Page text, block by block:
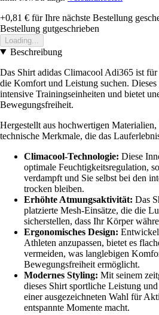
+0,81 € für Ihre nächste Bestellung
Bestellung gutgeschrieben
Loading...
Beschreibung
Das Shirt adidas Climacool Adi365 ist
die Komfort und Leistung suchen.
intensive Trainingseinheiten und bietet
Bewegungsfreiheit.
Hergestellt aus hochwertigen
technische Merkmale, die das
Climacool-Technologie: Diese
optimale Feuchtigkeitsregulation,
verdampft und Sie selbst bei den
trocken bleiben.
Erhöhte Atmungsaktivität: Das
platzierte Mesh-Einsätze, die die
sicherstellen, dass Ihr Körper
Ergonomisches Design:
Athleten anzupassen, bietet es
vermeiden, was langlebigen
Bewegungsfreiheit ermöglicht.
Modernes Styling: Mit seinem
dieses Shirt sportliche Leistung
einer ausgezeichneten Wahl für
entspannte Momente macht.